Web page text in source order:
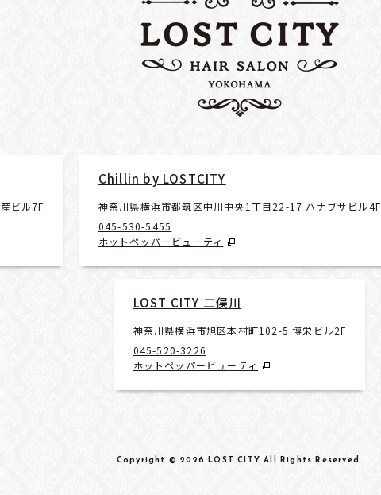
ビル7F
Chillin by LOSTCITY
神奈川県横浜市都筑区中川中央1丁目22-17 ハナブサビル4F
045-530-5455
ホットペッパービューティ
LOST CITY 二俣川
神奈川県横浜市旭区本村町102-5 博栄ビル2F
045-520-3226
ホットペッパービューティ
Copyright © 2026 LOST CITY All Rights Reserved .